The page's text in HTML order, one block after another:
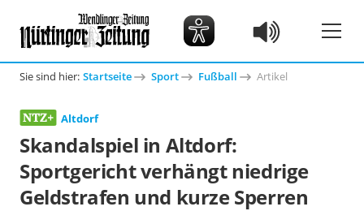
Sie sind hier: Startseite Sport Fußball Artikel
Altdorf
Skandalspiel in Altdorf:
Sportgericht verhängt niedrige
Geldstrafen und kurze Sperren